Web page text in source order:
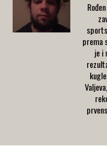
prema
je i